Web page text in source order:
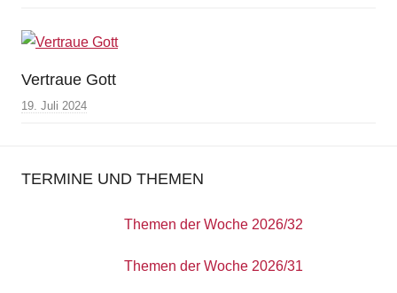
Vertraue Gott
19. Juli 2024
TERMINE UND THEMEN
Themen der Woche 2026/32
Themen der Woche 2026/31